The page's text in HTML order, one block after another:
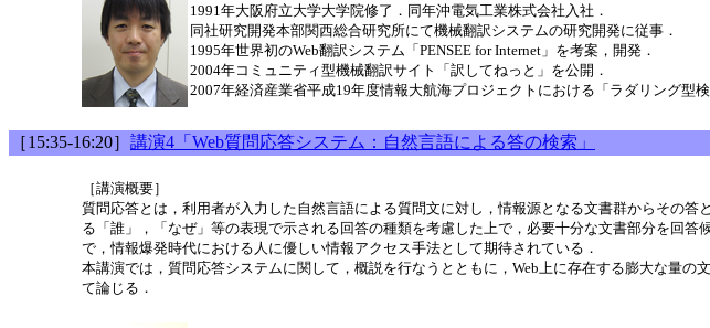
1991年大阪府立大学大学院修了．同年沖電気工業株式会社入社．
同社研究開発本部関西総合研究所にて機械翻訳システムの研究開発に従事．
1995年世界初のWeb翻訳システム「PENSEE for Internet」を考案，開発．
2004年コミュニティ型機械翻訳サイト「訳してねっと」を公開．
2007年経済産業省平成19年度情報大航海プロジェクトにおける「ラダリング型
［15:35-16:20］ 講演4「Web質問応答システム：自然言語による答の検索」
［講演概要］
質問応答とは，利用者が入力した自然言語による質問文に対し，情報源となる文書群からその
る「誰」，「なぜ」等の表現で示される回答の種類を考慮した上で，必要十分な文書部分を回
で，情報爆発時代における人に優しい情報アクセス手法として期待されている．
本講演では，質問応答システムに関して，概説を行なうとともに，Web上に存在する膨大な量
て論じる．